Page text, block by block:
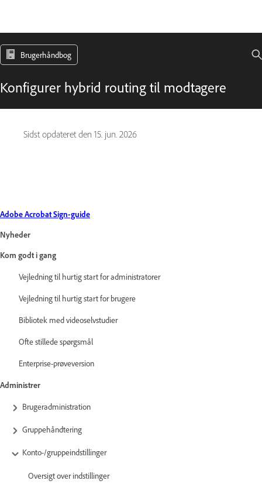
Brugerhåndbog
Konfigurer hybrid routing til modtagere
Sidst opdateret den 15. jun. 2026
Adobe Acrobat Sign-guide
Nyheder
Kom godt i gang
Vejledning til hurtig start for administratorer
Vejledning til hurtig start for brugere
Bibliotek med videoselvstudier
Ofte stillede spørgsmål
Enterprise-prøveversion
Administrer
Brugeradministration
Gruppehåndtering
Konto-/gruppeindstillinger
Oversigt over indstillinger